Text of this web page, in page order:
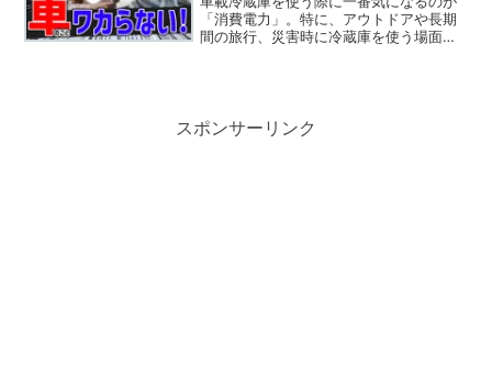
「消費電力」。特に、アウトドアや長期
間の旅行、災害時に冷蔵庫を使う場面で
スポンサーリンク